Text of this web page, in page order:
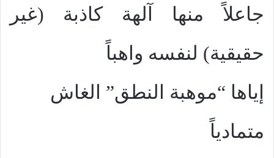
جاعلاً منها آلهة كاذبة (غير
حقيقية) لنفسه واهباً
إياها “موهبة النطق” الغاش
متمادياً